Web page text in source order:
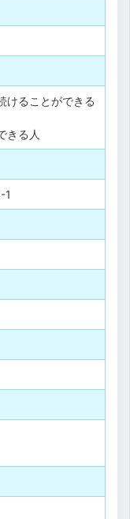
けることができる
きる人
1